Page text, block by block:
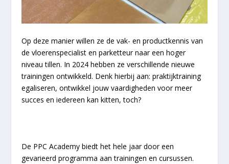
Op deze manier willen ze de vak- en productkennis van
de vloerenspecialist en parketteur naar een hoger
niveau tillen. In 2024 hebben ze verschillende nieuwe
trainingen ontwikkeld. Denk hierbij aan: praktijktraining
egaliseren, ontwikkel jouw vaardigheden voor meer
succes en iedereen kan kitten, toch?
De PPC Academy biedt het hele jaar door een
gevarieerd programma aan trainingen en cursussen.